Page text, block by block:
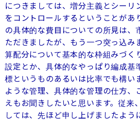
につきましては、増分主義とシーリ
をコントロールするということがあ
の具体的な費目についての所見は、
ただきましたが、もう一つ突っ込み
算配分について基本的な枠組みづく
設定とか、具体的なやっぱり編成基
標というものあるいは比率でも構い
ような管理、具体的な管理の仕方、
えもお聞きしたいと思います。従来
しては、先ほど申し上げましたよう